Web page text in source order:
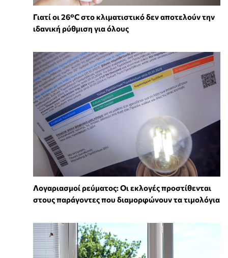
Γιατί οι 26°C στο κλιματιστικό δεν αποτελούν την
ιδανική ρύθμιση για όλους
Λογαριασμοί ρεύματος: Οι εκλογές προστίθενται
στους παράγοντες που διαμορφώνουν τα τιμολόγια